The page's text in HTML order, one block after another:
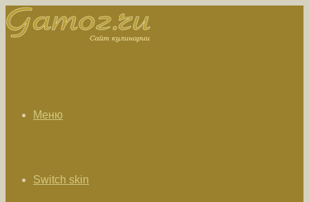
Меню
Switch skin